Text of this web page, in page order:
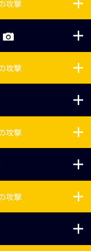
攻撃
攻撃
攻撃
攻撃